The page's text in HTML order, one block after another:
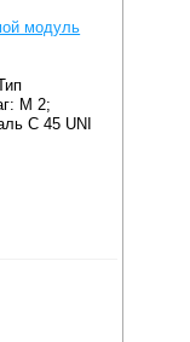
модуль
M 2;
C 45 UNI